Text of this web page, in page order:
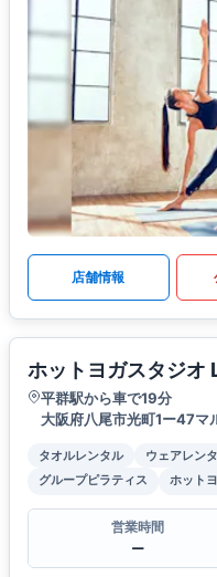
店舗情報
ホットヨガスタジオ
平群駅から車で19分
大阪府八尾市光町1ー47マ
タオルレンタル ウェアレン
グループピラティス
ホット
営業時間
ー